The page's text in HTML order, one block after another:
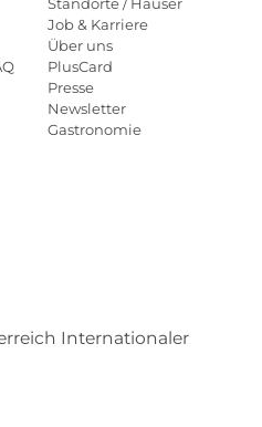
Job & Karriere
Über uns
PlusCard
Presse
Newsletter
Gastronomie
Internationaler